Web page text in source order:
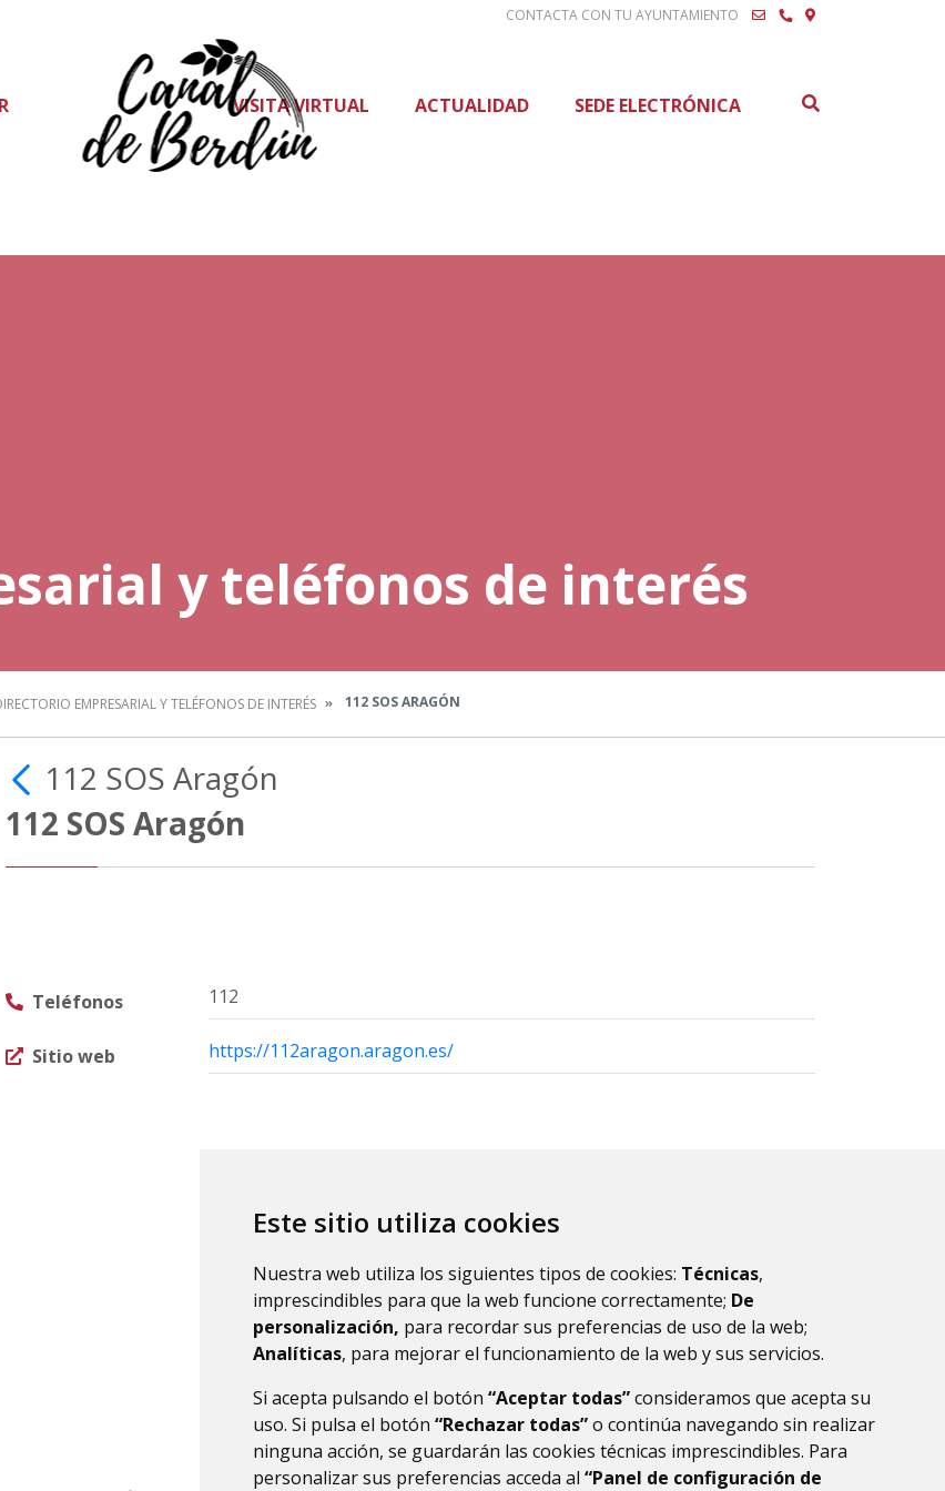
Este sitio utiliza cookies
Nuestra web utiliza los siguientes tipos de cookies: Técnicas,
imprescindibles para que la web funcione correctamente; De
personalización, para recordar sus preferencias de uso de la web;
Analíticas, para mejorar el funcionamiento de la web y sus servicios.
Si acepta pulsando el botón “Aceptar todas”consideramos que acepta su
uso. Si pulsa el botón “Rechazar todas”o continúa navegando sin realizar
ninguna acción, se guardarán las cookies técnicas imprescindibles. Para
personalizar sus preferencias acceda al “Panel de configuración de
CONTACTA CON TU AYUNTAMIENTO
VISITA VIRTUAL ACTUALIDAD SEDE ELECTRÓNICA
y teléfonos de interés
EMPRESARIAL Y TELÉFONOS DE INTERÉS 112 SOS ARAGÓN
112 SOS Aragón
112 SOS Aragón
Teléfonos 112
Sitio web https://112aragon.aragon.es/